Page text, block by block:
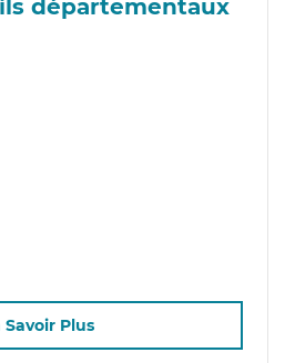
départementaux
Savoir Plus